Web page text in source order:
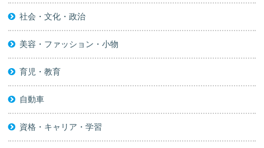
社会・文化・政治
美容・ファッション・小物
育児・教育
自動車
資格・キャリア・学習